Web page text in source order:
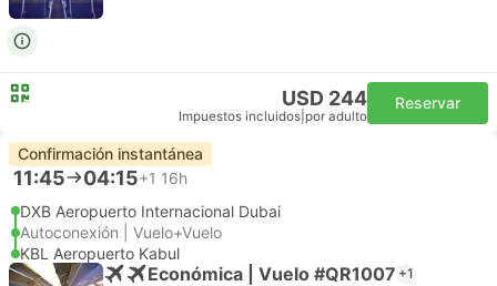
USD 244
Impuestos incluidos por adulto
Reservar
Confirmación instantánea
11:45 04:15+1 16h
DXB Aeropuerto Internacional Dubai
Autoconexión | Vuelo+Vuelo
KBL Aeropuerto Kabul
Económica | Vuelo #QR1007 +1